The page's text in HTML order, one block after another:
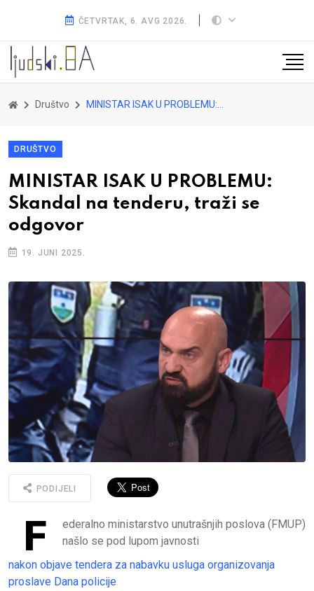
ČETVRTAK, 6. AVG 2026.
Društvo MINISTAR ISAK U PROBLEMU: Skandal na tenderu, traži se odgovor
DRUŠTVO
MINISTAR ISAK U PROBLEMU:
Skandal na tenderu, traži se
odgovor
19. JUNI 2025.
PODIJELI
F
ederalno ministarstvo unutrašnjih poslova (FMUP)
našlo se pod lupom javnosti
nakon objave tendera za nabavku usluga organizovanja
proslave Dana policije